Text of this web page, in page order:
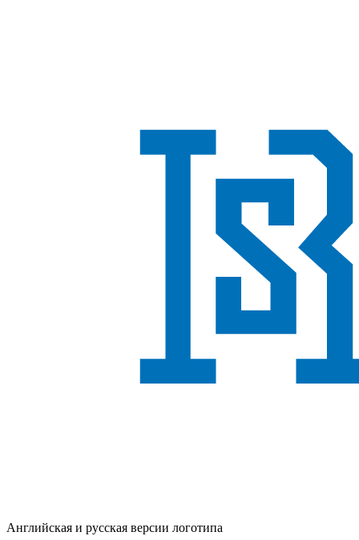
Английская и русская версии логотипа